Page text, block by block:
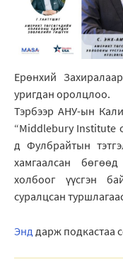
Ерөнхий
уригдан оролцлоо.
Тэрбээр АНУ-ын
“Middlebury Institute
д Фулбрайтын
хамгаалсан
холбоог үүсгэн
суралцсан
Энддарж подкастаа